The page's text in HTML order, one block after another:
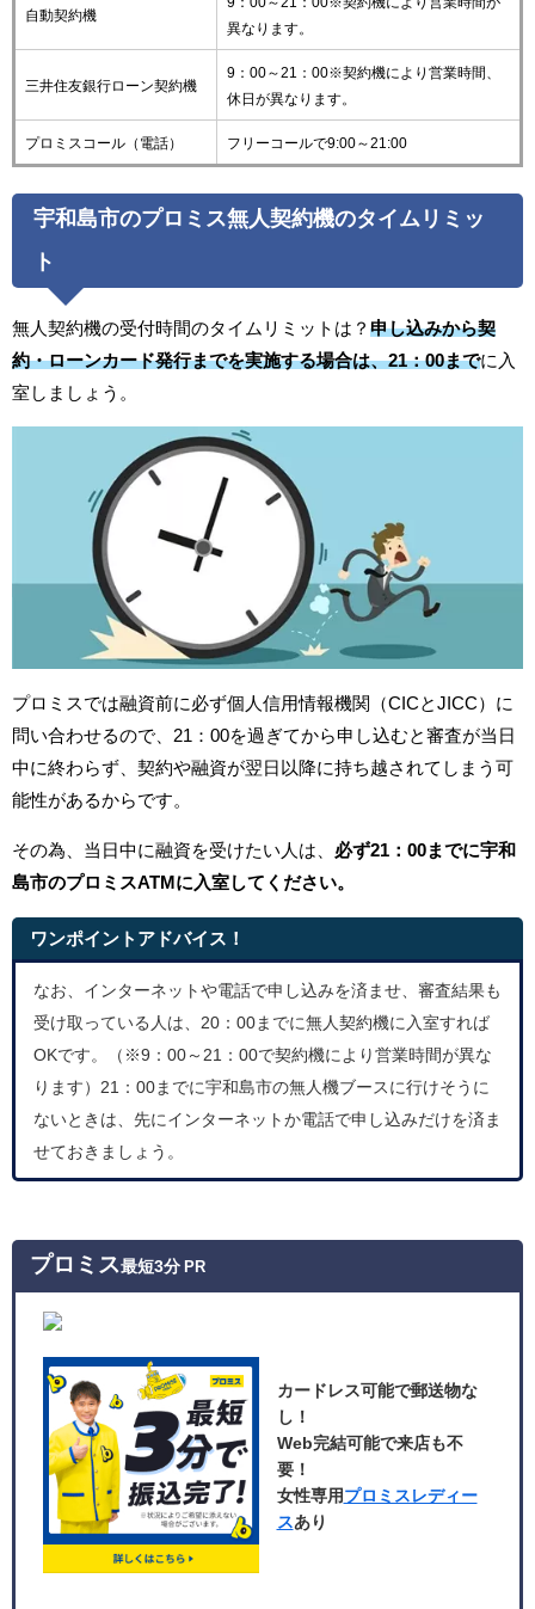
自動契約機
異なります。
三井住友銀行ローン契約機
9：00～21：00※契約機により営業時間、
休日が異なります。
プロミスコール（電話） フリーコールで9:00～21:00
宇和島市のプロミス無人契約機のタイムリミッ
ト
無人契約機の受付時間のタイムリミットは？ 申し込みから契
約・ローンカード発行までを実施する場合は、21：00までに入
室しましょう。
プロミスでは融資前に必ず個人信用情報機関（CICとJICC）に
問い合わせるので、21：00を過ぎてから申し込むと審査が当日
中に終わらず、契約や融資が翌日以降に持ち越されてしまう可
能性があるからです。
その為、当日中に融資を受けたい人は、 必ず21：00までに宇和
島市のプロミス ATMに入室してください。
ワンポイントアドバイス！
なお、インターネットや電話で申し込みを済ませ、審査結果も
受け取っている人は、20：00までに無人契約機に入室すれば
OKです。（※9：00～21：00で契約機により営業時間が異な
ります）21：00までに宇和島市の無人機ブースに行けそうに
ないときは、先にインターネットか電話で申し込みだけを済ま
せておきましょう。
プロミス最短3分 PR
カードレス可能で郵送物な
し！
Web完結可能で来店も不
要！
女性専用 プロミスレディー
スあり